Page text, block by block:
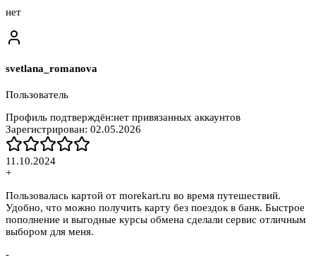
нет
svetlana_romanova
Пользователь
Профиль подтверждён:нет привязанных аккаунтов
Зарегистрирован: 02.05.2026
11.10.2024
+
Пользовалась картой от morekart.ru во время путешествий.
Удобно, что можно получить карту без поездок в банк. Быстрое
пополнение и выгодные курсы обмена сделали сервис отличным
выбором для меня.
-